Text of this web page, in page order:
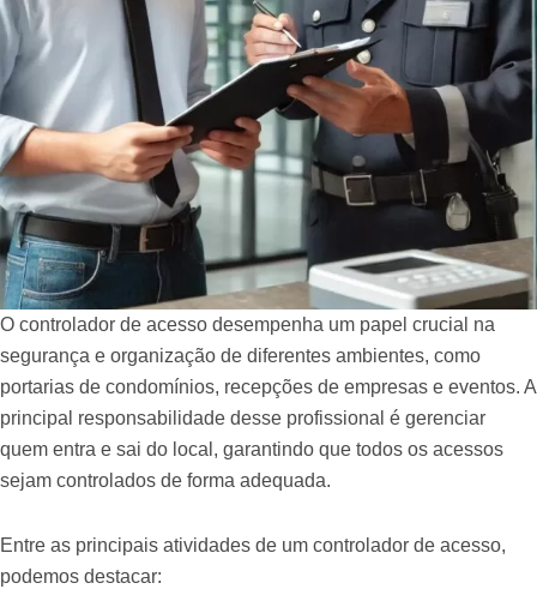
O controlador de acesso desempenha um papel crucial na
segurança e organização de diferentes ambientes, como
portarias de condomínios, recepções de empresas e eventos. A
principal responsabilidade desse profissional é gerenciar
quem entra e sai do local, garantindo que todos os acessos
sejam controlados de forma adequada.
Entre as principais atividades de um controlador de acesso,
podemos destacar: